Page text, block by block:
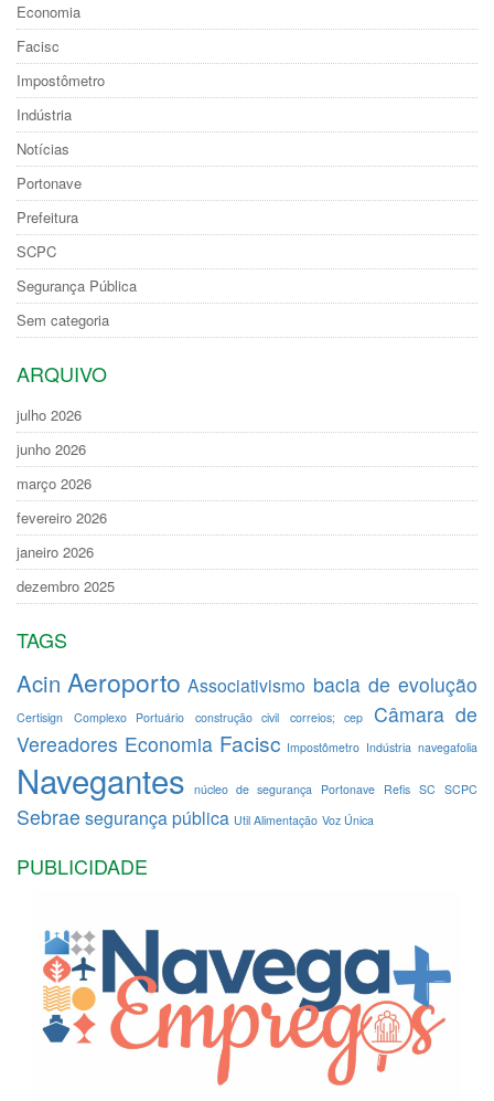
Economia
Facisc
Impostômetro
Indústria
Notícias
Portonave
Prefeitura
SCPC
Segurança Pública
Sem categoria
ARQUIVO
julho 2026
junho 2026
março 2026
fevereiro 2026
janeiro 2026
dezembro 2025
TAGS
Acin Aeroporto Associativismo bacia de evolução
Certisign Complexo Portuário construção civil correios; cep
Câmara de
Vereadores Economia Facisc Impostômetro Indústria navegafolia
Navegantes núcleo de segurança Portonave Refis SC SCPC
Sebrae segurança pública Util Alimentação Voz Única
PUBLICIDADE